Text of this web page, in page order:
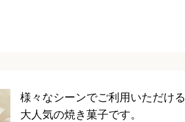
様々なシーンでご利用いただける
大人気の焼き菓子です。